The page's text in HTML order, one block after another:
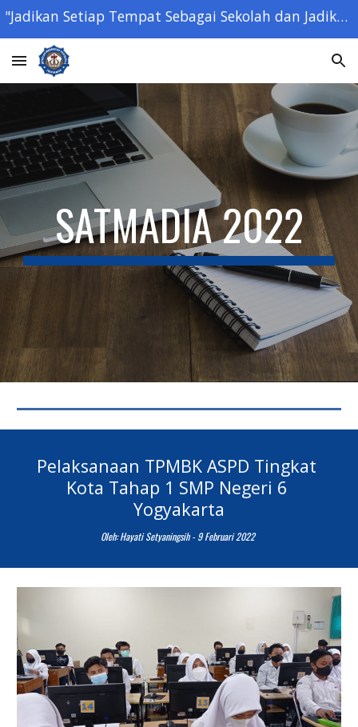
Skip to main content Skip to navigation
"Jadikan Setiap Tempat Sebagai Sekolah dan Jadikan Setiap Orang Sebagai Guru" - Ki Hajar Dewantara -
SATMADIA 2022
Pelaksanaan TPMBK ASPD Tingkat
Kota Tahap 1 SMP Negeri 6
Yogyakarta
Oleh: Hayati Setyaningsih - 9 Februari 2022